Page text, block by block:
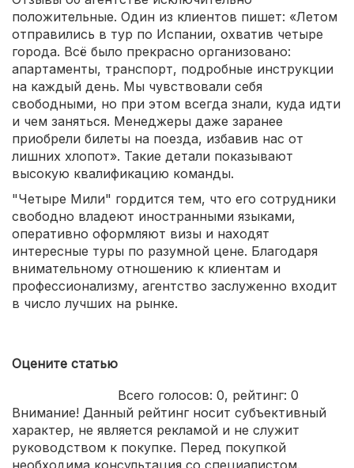
положительные. Один из клиентов пишет: «Летом
отправились в тур по Испании, охватив четыре
города. Всё было прекрасно организовано:
апартаменты, транспорт, подробные инструкции
на каждый день. Мы чувствовали себя
свободными, но при этом всегда знали, куда идти
и чем заняться. Менеджеры даже заранее
приобрели билеты на поезда, избавив нас от
лишних хлопот». Такие детали показывают
высокую квалификацию команды.
"Четыре Мили" гордится тем, что его сотрудники
свободно владеют иностранными языками,
оперативно оформляют визы и находят
интересные туры по разумной цене. Благодаря
внимательному отношению к клиентам и
профессионализму, агентство заслуженно входит
в число лучших на рынке.
Оцените статью
Всего голосов: 0, рейтинг: 0
Внимание! Данный рейтинг носит субъективный
характер, не является рекламой и не служит
руководством к покупке. Перед покупкой
необходима консультация со специалистом.